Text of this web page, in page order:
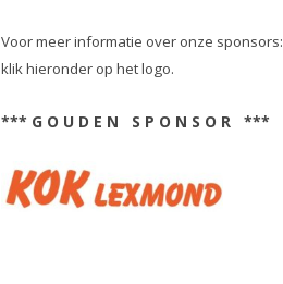
Voor meer informatie over onze sponsors:
klik hieronder op het logo.
*** G O U D E N S P O N S O R ***